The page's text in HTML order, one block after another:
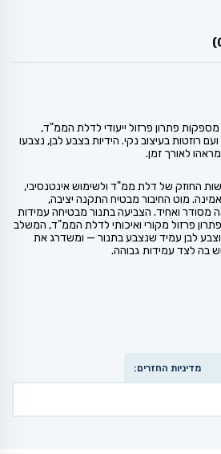
פתרון פרזול ייעודי לדלת הממ"ד,
רוזטות בעיצוב נקי. הידיות בצבע לבן, נצבעו
לאורך זמן.
החוזק של דלת ממ"ד ולשימוש אינטנסיבי,
מוט החיבור מבטיח התקנה יציבה,
מסודר ואחיד. הצביעה בתנור מבטיחה עמידות
פרזול מקורי ואיכותי לדלת הממ"ד, המשלב
וצבע לבן עמיד שנצבע בתנור — ומשדרג את
בה לצד עמידות גבוהה.
מדיניות החזרים: